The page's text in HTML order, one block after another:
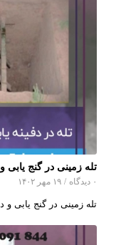
تله زمینی در گنج یابی
۰ دیدگاه / ۱۹ مهر ۱۴۰۲
تله زمینی در گنج یابی